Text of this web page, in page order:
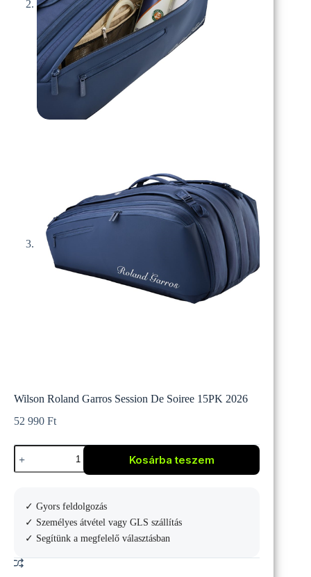
Wilson Roland Garros Session De Soiree 15PK 2026
52 990 Ft
Wilson
Roland
Garros
Soiree
15PK
2026
mennyiség
Kosárba teszem
✓ Gyors feldolgozás
✓ Személyes átvétel vagy GLS szállítás
✓ Segítünk a megfelelő választásban